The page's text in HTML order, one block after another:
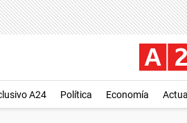
A24 Política Economía